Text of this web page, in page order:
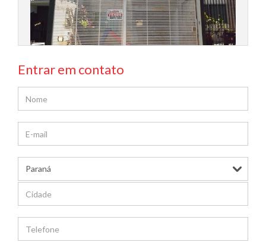
Entrar em contato